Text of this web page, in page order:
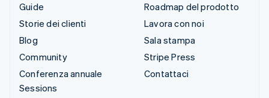
Guide
Storie dei clienti
Blog
Community
Conferenza annuale
Sessions
Roadmap del prodotto
Lavora con noi
Sala stampa
Stripe Press
Contattaci